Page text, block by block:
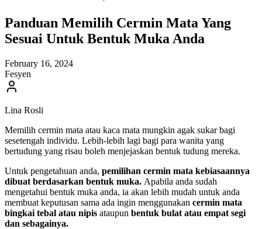
Panduan Memilih Cermin Mata Yang
Sesuai Untuk Bentuk Muka Anda
February 16, 2024
Fesyen
Lina Rosli
Memilih cermin mata atau kaca mata mungkin agak sukar bagi
sesetengah individu. Lebih-lebih lagi bagi para wanita yang
bertudung yang risau boleh menjejaskan bentuk tudung mereka.
Untuk pengetahuan anda, pemilihan cermin mata kebiasaannya
dibuat berdasarkan bentuk muka. Apabila anda sudah
mengetahui bentuk muka anda, ia akan lebih mudah untuk anda
membuat keputusan sama ada ingin menggunakan cermin mata
bingkai tebal atau nipis ataupun bentuk bulat atau empat segi
dan sebagainya.